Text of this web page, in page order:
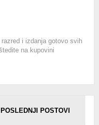
i izdanja gotovo svih
na kupovini
POSLEDNJI POSTOVI